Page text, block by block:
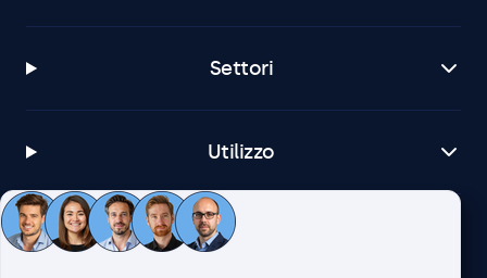
Settori
Utilizzo
Servizio Clienti